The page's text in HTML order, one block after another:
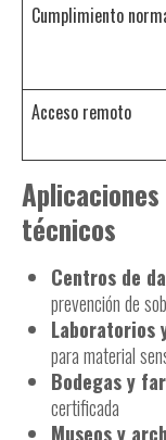
Cumplimiento
Acceso remoto
técnicos
Centros de
prevención de
Laboratorios
para material
Bodegas y
certificada
Museos y